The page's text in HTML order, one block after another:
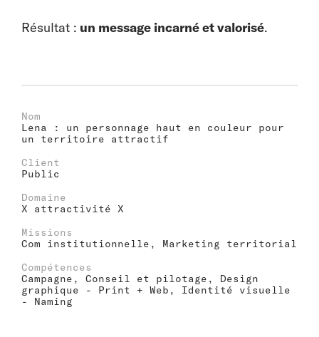
Résultat : un message incarné et valorisé.
Nom
Lena : un personnage haut en couleur pour
un territoire attractif
Client
Public
Domaine
X attractivité X
Missions
Com institutionnelle, Marketing territorial
Compétences
Campagne, Conseil et pilotage, Design
graphique - Print + Web, Identité visuelle
- Naming